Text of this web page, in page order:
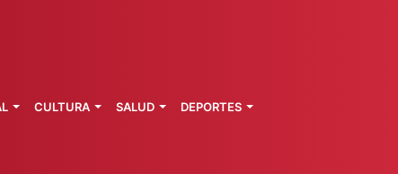
CULTURA SALUD DEPORTES